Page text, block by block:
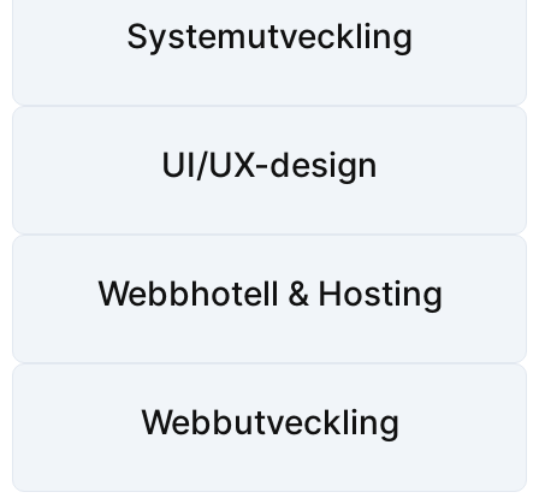
Systemutveckling
UI/UX-design
Webbhotell & Hosting
Webbutveckling